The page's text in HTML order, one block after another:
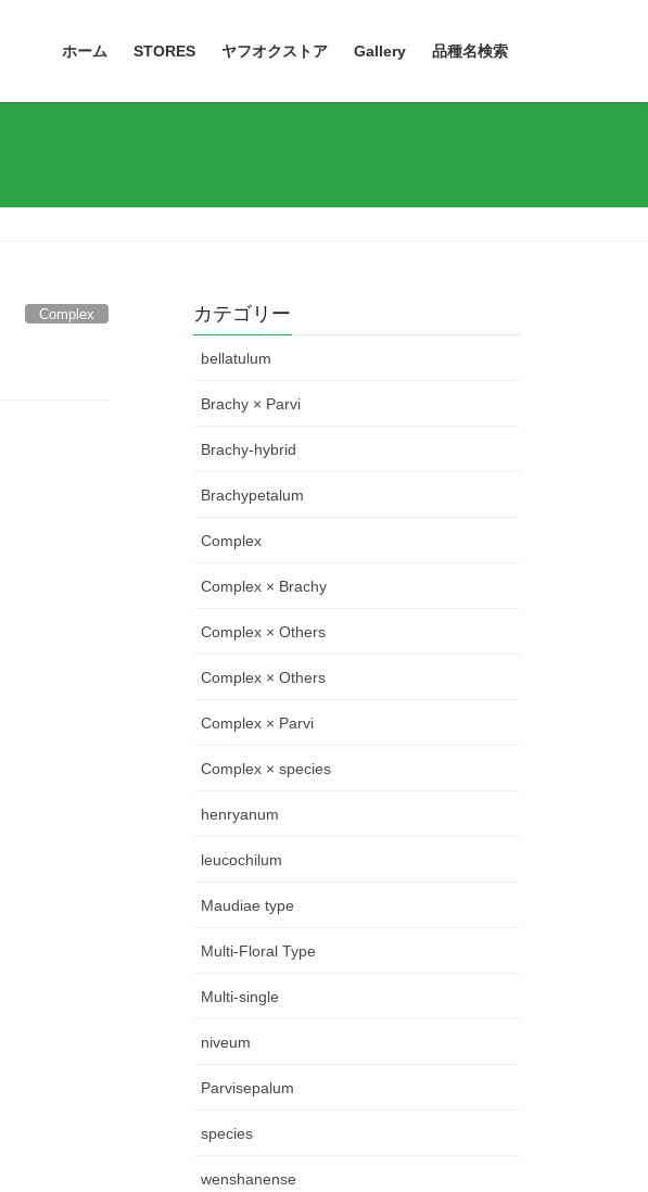
ホーム STORES ヤフオクストア Gallery 品種名検索
Complex カテゴリー
bellatulum
Brachy × Parvi
Brachy-hybrid
Brachypetalum
Complex
Complex × Brachy
Complex × Others
Complex × Others
Complex × Parvi
Complex × species
henryanum
leucochilum
Maudiae type
Multi-Floral Type
Multi-single
niveum
Parvisepalum
species
wenshanense